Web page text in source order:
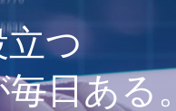
立つ
毎日あ る